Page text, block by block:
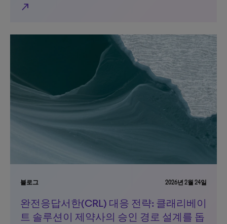
north_east
블로그 2026년 2월 24일
완전응답서한(CRL) 대응 전략: 클래리베이
트 솔루션이 제약사의 승인 경로 설계를 돕